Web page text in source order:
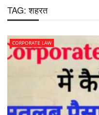
TAG:शहरत
CORPORATE LAW